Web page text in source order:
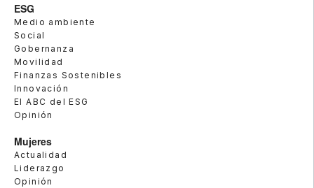
ESG
Medio ambiente
Social
Gobernanza
Movilidad
Finanzas Sostenibles
Innovación
El ABC del ESG
Opinión
Mujeres
Actualidad
Liderazgo
Opinión